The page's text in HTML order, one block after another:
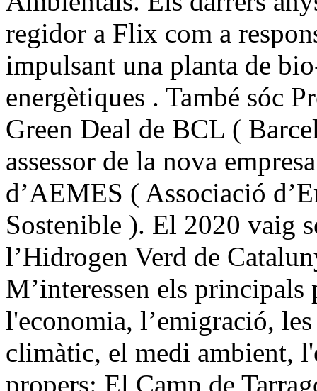
regidor a Flix com a
impulsant una planta de
energètiques . També sóc
Green Deal de BCL (
assessor de la nova
d’AEMES ( Associació
Sostenible ). El 2020 vaig
l’Hidrogen Verd de
M’interessen els
l'economia, l’emigració,
climàtic, el medi ambient,
propers: El Camp de